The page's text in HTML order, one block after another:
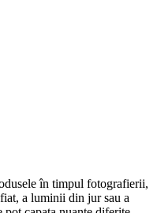
în timpul fotografierii,
a luminii din jur sau a